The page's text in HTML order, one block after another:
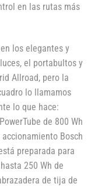
en las rutas más
los elegantes y
el portabultos y
Allroad, pero la
lo llamamos
lo que hace:
de 800 Wh
Bosch
preparada para
250 Wh de
de tija de